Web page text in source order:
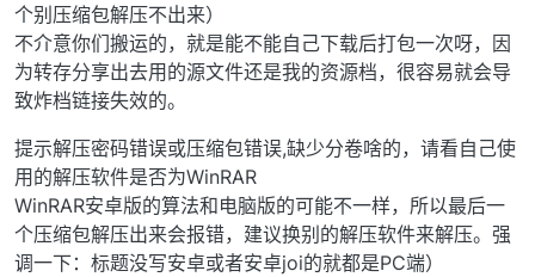
个别压缩包解压不出来）
不介意你们搬运的，就是能不能自己下载后打包一次呀，因
为转存分享出去用的源文件还是我的资源档，很容易就会导
致炸档链接失效的。
提示解压密码错误或压缩包错误,缺少分卷啥的，请看自己使
用的解压软件是否为WinRAR
WinRAR安卓版的算法和电脑版的可能不一样，所以最后一
个压缩包解压出来会报错，建议换别的解压软件来解压。强
调一下：标题没写安卓或者安卓joi的就都是PC端）